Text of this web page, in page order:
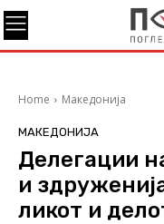
Home Македонија
МАКЕДОНИЈА
Делегации
и
ликот и